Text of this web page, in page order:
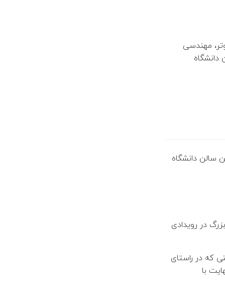
مهندسی
در بزرگ‌ترین سالن دانشگاه
در رویدادی
که در راستای
با